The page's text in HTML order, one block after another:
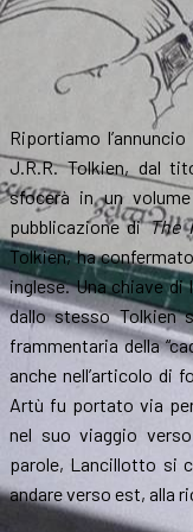
Riportiamo
J.R.R. Tolkien, dal
sfocerà in un
pubblicazione diThe
Tolkien, ha
inglese. Una chiave
dallo stesso Tolkien
frammentaria della
anche nell’articolo di
Artù fu portato via
nel suo viaggio
parole, Lancillotto si
andare verso est, alla